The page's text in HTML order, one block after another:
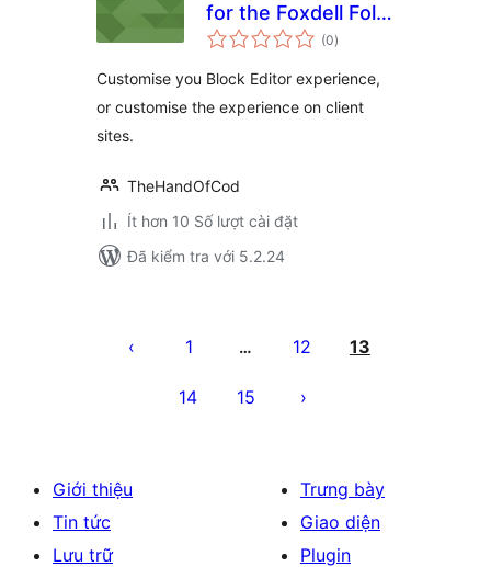
for the Foxdell Folio
Block Editor (0tổng
đánh
)
Customise you Block Editor experience,
or customise the experience on client
sites.
TheHandOfCod
Ít hơn 10 Số lượt cài đặt
Đã kiểm tra với 5.2.24
trang
1 … 12 13
14 15
Giới thiệu
Tin tức
Lưu trữ
Trưng bày
Giao diện
Plugin